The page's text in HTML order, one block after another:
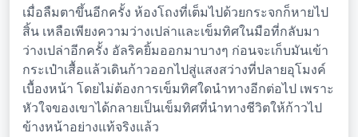
เมื่อลืมตาขึ้นอีกครั้ง ห้องโถงที่เต็มไปด้วยกระจกก็หายไป
สิ้น เหลือเพียงความว่างเปล่าและเข็มทิศในมือที่กลับมา
ว่างเปล่าอีกครั้ง อัลริคยิ้มออกมาบางๆ ก่อนจะเก็บมันเข้า
กระเป๋าเสื้อแล้วเดินก้าวออกไปสู่แสงสว่างที่ปลายอุโมงค์
เบื้องหน้า โดยไม่ต้องการเข็มทิศใดนำทางอีกต่อไป เพราะ
หัวใจของเขาได้กลายเป็นเข็มทิศที่นำทางชีวิตให้ก้าวไป
ข้างหน้าอย่างแท้จริงแล้ว